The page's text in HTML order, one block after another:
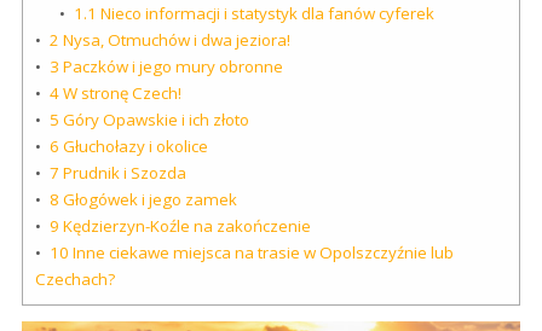
1.1 Nieco informacji i statystyk dla fanów cyferek
2 Nysa, Otmuchów i dwa jeziora!
3 Paczków i jego mury obronne
4W stronę Czech!
5 Góry Opawskie i ich złoto
6 Głuchołazy i okolice
7 Prudnik i Szozda
8 Głogówek i jego zamek
9 Kędzierzyn-Koźle na zakończenie
10 Inne ciekawe miejsca na trasie w Opolszczyźnie lub
Czechach?